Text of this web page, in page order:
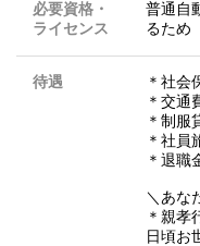
必要資格・
ライセンス
普通自
るため
待遇
＊社会
＊交通
＊制服
＊社員
＊退職
＼あな
＊親孝
日頃お